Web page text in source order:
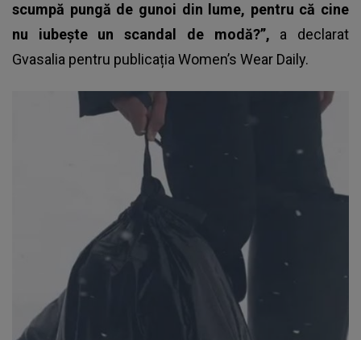
scumpă pungă de gunoi din lume, pentru că cine
nu iubește un scandal de modă?”, a declarat
Gvasalia pentru publicația Women’s Wear Daily.